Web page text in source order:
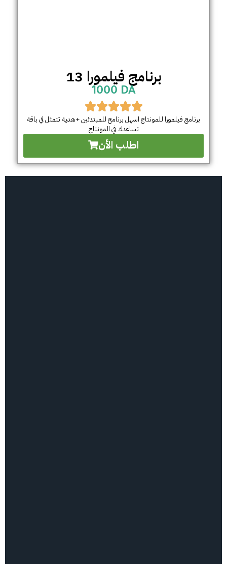
برنامج فيلمورا 13
1000 DA
برنامج فيلمورا للمونتاج اسهل برنامح للمبتدئين +هدية تتمثل في باقة
تساعدك في المونتاج
اطلب الأن